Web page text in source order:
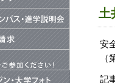
土
安
（
記